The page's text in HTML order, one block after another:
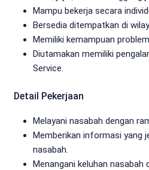
Mampu bekerja secara
Bersedia ditempatkan di
Memiliki kemampuan
Diutamakan memiliki
Service.
Detail Pekerjaan
Melayani nasabah dengan
Memberikan informasi yang
nasabah.
Menangani keluhan nasabah